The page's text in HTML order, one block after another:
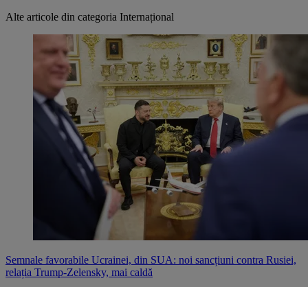
Alte articole din categoria Internațional
Semnale favorabile Ucrainei, din SUA: noi sancțiuni contra Rusiei,
relația Trump-Zelensky, mai caldă